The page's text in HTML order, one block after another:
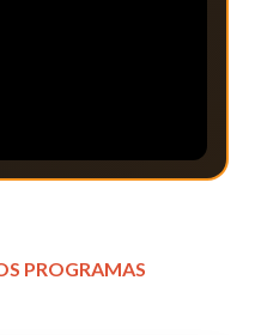
PROGRAMAS